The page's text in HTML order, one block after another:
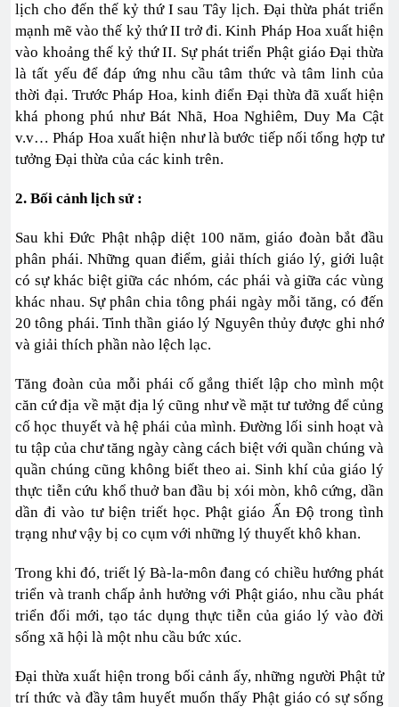
lịch cho đến thế kỷ thứ I sau Tây lịch. Đại thừa phát triển
mạnh mẽ vào thế kỷ thứ II trở đi. Kinh Pháp Hoa xuất hiện
vào khoảng thế kỷ thứ II. Sự phát triển Phật giáo Đại thừa
là tất yếu để đáp ứng nhu cầu tâm thức và tâm linh của
thời đại. Trước Pháp Hoa, kinh điển Đại thừa đã xuất hiện
khá phong phú như Bát Nhã, Hoa Nghiêm, Duy Ma Cật
v.v… Pháp Hoa xuất hiện như là bước tiếp nối tổng hợp tư
tưởng Đại thừa của các kinh trên.
2. Bối cảnh lịch sử :
Sau khi Đức Phật nhập diệt 100 năm, giáo đoàn bắt đầu
phân phái. Những quan điểm, giải thích giáo lý, giới luật
có sự khác biệt giữa các nhóm, các phái và giữa các vùng
khác nhau. Sự phân chia tông phái ngày mỗi tăng, có đến
20 tông phái. Tinh thần giáo lý Nguyên thủy được ghi nhớ
và giải thích phần nào lệch lạc.
Tăng đoàn của mỗi phái cố gắng thiết lập cho mình một
căn cứ địa về mặt địa lý cũng như về mặt tư tưởng để củng
cố học thuyết và hệ phái của mình. Đường lối sinh hoạt và
tu tập của chư tăng ngày càng cách biệt với quần chúng và
quần chúng cũng không biết theo ai. Sinh khí của giáo lý
thực tiễn cứu khổ thuở ban đầu bị xói mòn, khô cứng, dần
dần đi vào tư biện triết học. Phật giáo Ấn Độ trong tình
trạng như vậy bị co cụm với những lý thuyết khô khan.
Trong khi đó, triết lý Bà-la-môn đang có chiều hướng phát
triển và tranh chấp ảnh hưởng với Phật giáo, nhu cầu phát
triển đổi mới, tạo tác dụng thực tiễn của giáo lý vào đời
sống xã hội là một nhu cầu bức xúc.
Đại thừa xuất hiện trong bối cảnh ấy, những người Phật tử
trí thức và đầy tâm huyết muốn thấy Phật giáo có sự sống